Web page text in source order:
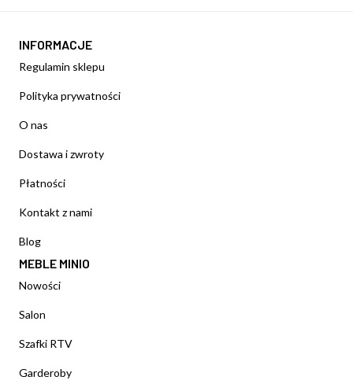
INFORMACJE
Regulamin sklepu
Polityka prywatności
O nas
Dostawa i zwroty
Płatności
Kontakt z nami
Blog
MEBLE MINIO
Nowości
Salon
Szafki RTV
Garderoby